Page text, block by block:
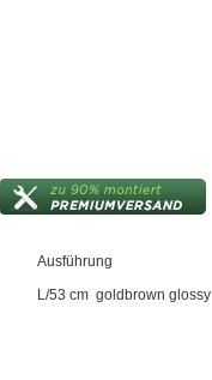
Ausführung
L/53 cm goldbrown glossy